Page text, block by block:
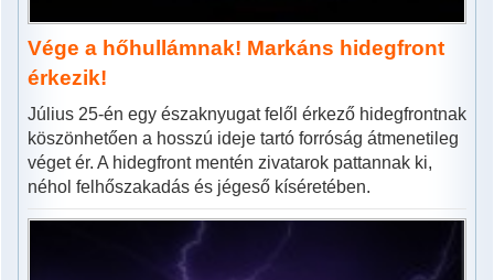
Vége a hőhullámnak! Markáns hidegfront
érkezik!
Július 25-én egy északnyugat felől érkező hidegfrontnak
köszönhetően a hosszú ideje tartó forróság átmenetileg
véget ér. A hidegfront mentén zivatarok pattannak ki,
néhol felhőszakadás és jégeső kíséretében.